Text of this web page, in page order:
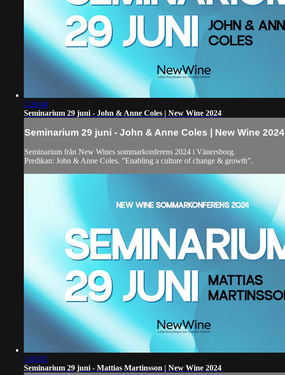
1:29:40
Seminarium 29 juni - John & Anne Coles | New Wine 2024
Seminarium 29 juni - John & Anne Coles | New Wine 2024
Seminarium från New Wines sommarkonferens 2024 i Vänersborg.
Predikan: John & Anne Coles. ”Enabling a culture of change & growth”.
1:03:02
Seminarium 29 juni - Mattias Martinsson | New Wine 2024